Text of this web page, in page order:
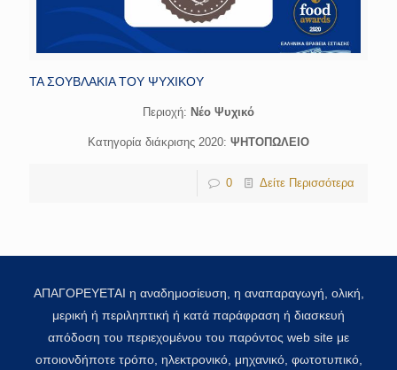
ΤΑ ΣΟΥΒΛΑΚΙΑ ΤΟΥ ΨΥΧΙΚΟΥ
Περιοχή: Νέο Ψυχικό
Κατηγορία διάκρισης 2020: ΨΗΤΟΠΩΛΕΙΟ
0 Δείτε Περισσότερα
ΑΠΑΓΟΡΕΥΕΤΑΙ η αναδημοσίευση, η αναπαραγωγή, ολική,
μερική ή περιληπτική ή κατά παράφραση ή διασκευή
απόδοση του περιεχομένου του παρόντος web site με
οποιονδήποτε τρόπο, ηλεκτρονικό, μηχανικό, φωτοτυπικό,